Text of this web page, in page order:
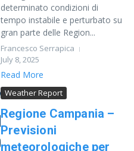
determinato condizioni di
tempo instabile e perturbato su
gran parte delle Region...
Francesco Serrapica
July 8, 2025
Read More
Weather Report
Regione Campania –
Previsioni
meteorologiche per